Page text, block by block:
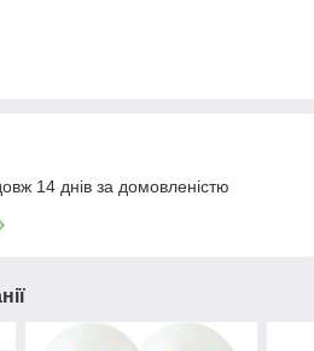
14 днів за домовленістю